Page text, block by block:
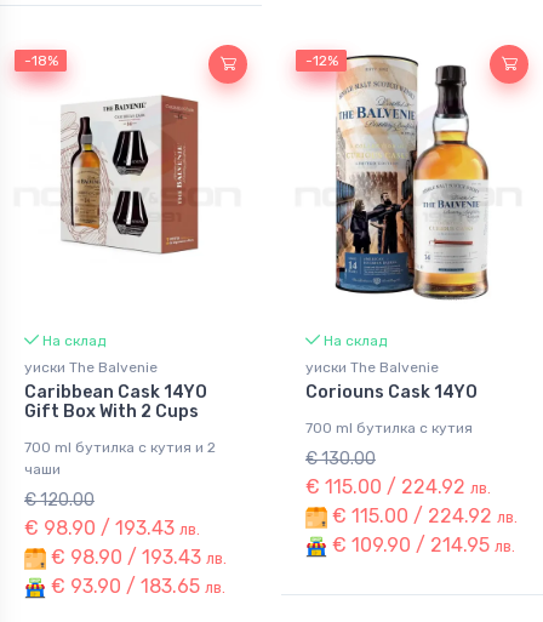
-18%
-18%
На склад
уиски The Balvenie
Caribbean Cask 14YO
Gift Box With 2 Cups
700 ml бутилка с кутия и 2
чаши
€ 120.00
€ 98.90 / 193.43 лв.
€ 98.90 / 193.43 лв.
€ 93.90 / 183.65 лв.
-12%
-12%
На склад
уиски The Balvenie
Coriouns Cask 14YO
700 ml бутилка с кутия
€ 130.00
€ 115.00 / 224.92 лв.
€ 115.00 / 224.92 лв.
€ 109.90 / 214.95 лв.